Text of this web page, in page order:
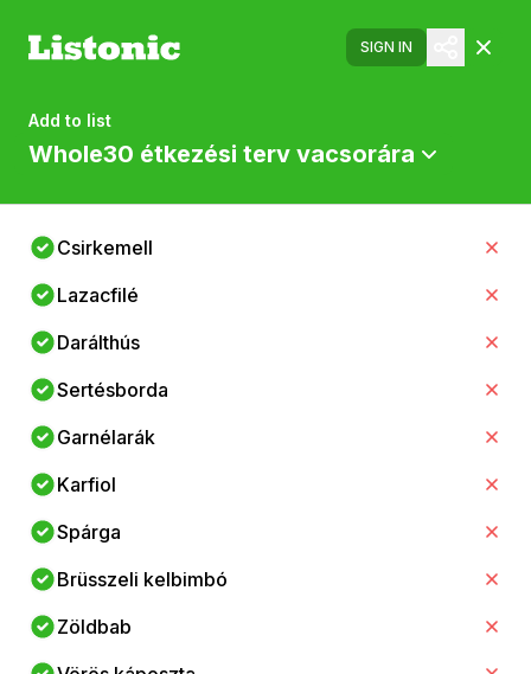
SIGN IN
Add to list
Whole30 étkezési terv vacsorára
Csirkemell
Lazacfilé
Darálthús
Sertésborda
Garnélarák
Karfiol
Spárga
Brüsszeli kelbimbó
Zöldbab